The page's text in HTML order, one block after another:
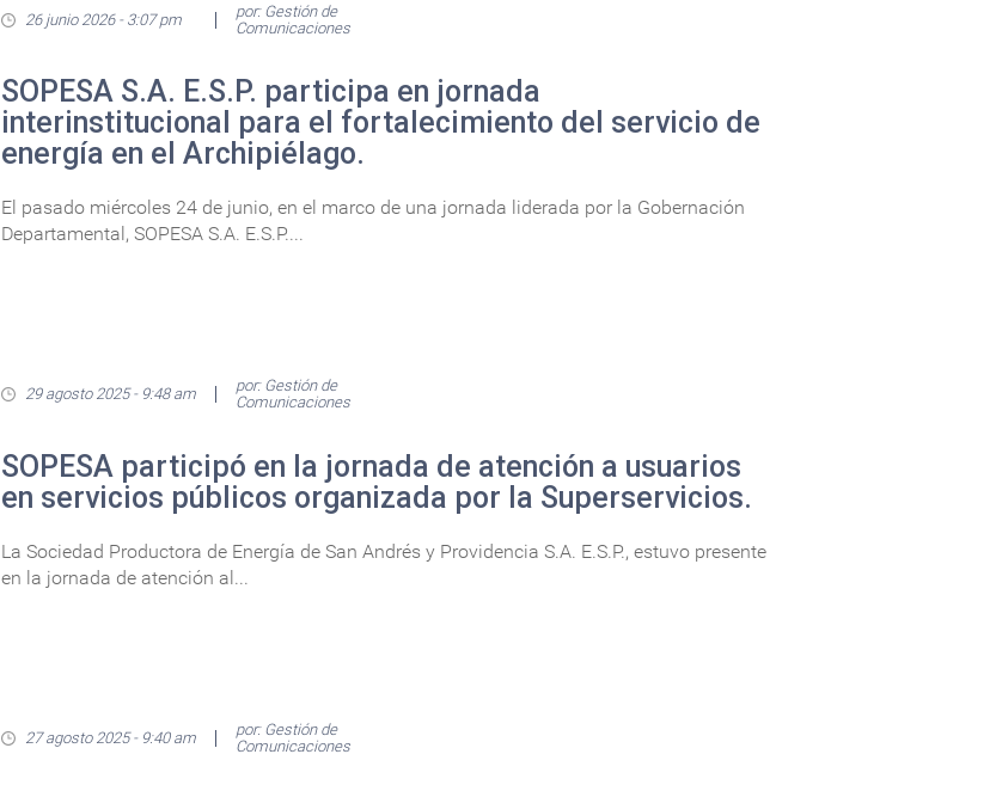
26 junio 2026 - 3:07 pm
por: Gestión de
Comunicaciones
SOPESA S.A. E.S.P. participa en jornada
interinstitucional para el fortalecimiento del servicio de
energía en el Archipiélago.
El pasado miércoles 24 de junio, en el marco de una jornada liderada por la Gobernación
Departamental, SOPESA S.A. E.S.P....
29 agosto 2025 - 9:48 am
por: Gestión de
Comunicaciones
SOPESA participó en la jornada de atención a usuarios
en servicios públicos organizada por la Superservicios.
La Sociedad Productora de Energía de San Andrés y Providencia S.A. E.S.P., estuvo presente
en la jornada de atención al...
27 agosto 2025 - 9:40 am
por: Gestión de
Comunicaciones